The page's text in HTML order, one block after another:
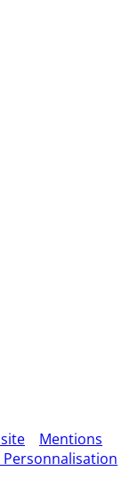
Mentions
Personnalisation